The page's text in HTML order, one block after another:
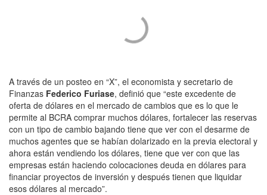
A través de un posteo en “X”, el economista y secretario de
Finanzas Federico Furiase, definió que “este excedente de
oferta de dólares en el mercado de cambios que es lo que le
permite al BCRA comprar muchos dólares, fortalecer las reservas
con un tipo de cambio bajando tiene que ver con el desarme de
muchos agentes que se habían dolarizado en la previa electoral y
ahora están vendiendo los dólares, tiene que ver con que las
empresas están haciendo colocaciones deuda en dólares para
financiar proyectos de inversión y después tienen que liquidar
esos dólares al mercado”.